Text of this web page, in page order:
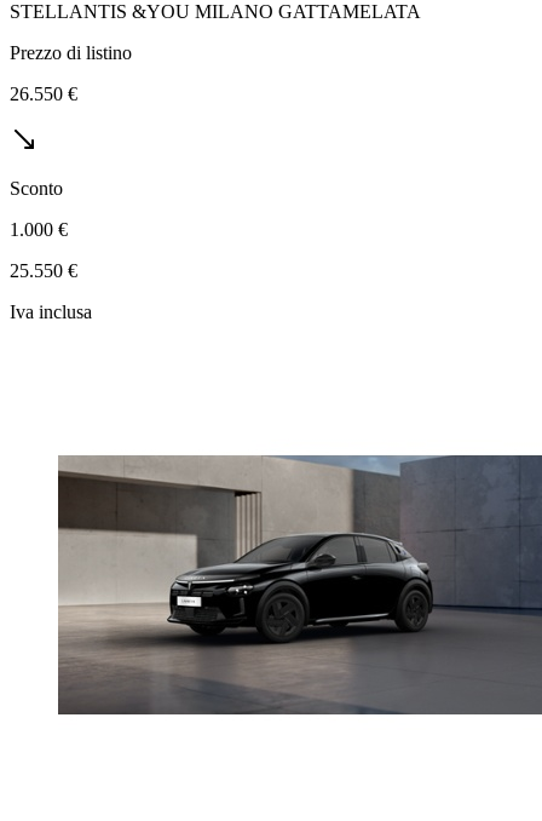
STELLANTIS &YOU MILANO GATTAMELATA
Prezzo di listino
26.550 €
Sconto
1.000 €
25.550 €
Iva inclusa